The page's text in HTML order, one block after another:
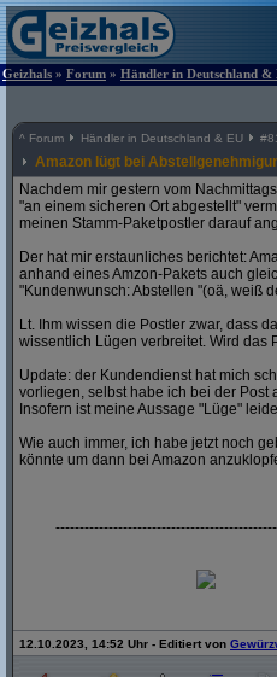
Geizhals » Forum » Händler in Deutschland &
^ Forum Händler in Deutschland & EU #
Amazon lügt bei
Nachdem mir gestern vom
"an einem sicheren Ort abgestellt"
meinen Stamm-Paketpostler darauf
Der hat mir erstaunliches berichtet:
anhand eines Amzon-Pakets auch
"Kundenwunsch: Abstellen "(oä, weiß
Lt. Ihm wissen die Postler zwar, dass
wissentlich Lügen verbreitet. Wird das
Update: der Kundendienst hat mich
vorliegen, selbst habe ich bei der
Insofern ist meine Aussage "Lüge"
Wie auch immer, ich habe jetzt noch
könnte um dann bei Amazon
12.10.2023, 14:52 Uhr - Editiert von